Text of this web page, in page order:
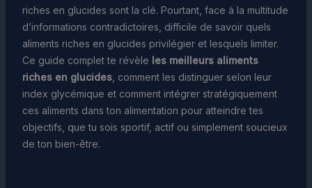
riches en glucides sont la clé. Pourtant, face à la multitude
d’informations contradictoires, difficile de savoir quels
aliments riches en glucides privilégier et lesquels limiter.
Ce guide complet te révèle les meilleurs aliments
riches en glucides, comment les distinguer selon leur
index glycémique et comment intégrer stratégiquement
ces aliments dans ton alimentation pour atteindre tes
objectifs, que tu sois sportif, actif ou simplement soucieux
de ton bien-être.